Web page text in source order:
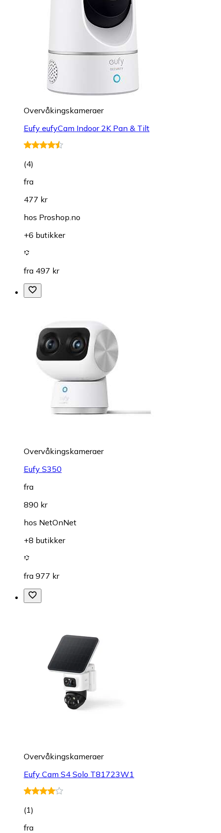
Overvåkings­kameraer
Eufy eufyCam Indoor 2K Pan & Tilt
(4)
fra
477 kr
hos Proshop.no
+6 butikker
fra 497 kr
Overvåkings­kameraer
Eufy S350
fra
890 kr
hos NetOnNet
+8 butikker
fra 977 kr
Overvåkings­kameraer
Eufy Cam S4 Solo T81723W1
(1)
fra